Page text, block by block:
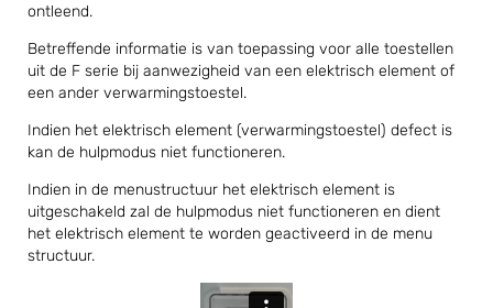
ontleend.
Betreffende informatie is van toepassing voor alle toestellen
uit de F serie bij aanwezigheid van een elektrisch element of
een ander verwarmingstoestel.
Indien het elektrisch element (verwarmingstoestel) defect is
kan de hulpmodus niet functioneren.
Indien in de menustructuur het elektrisch element is
uitgeschakeld zal de hulpmodus niet functioneren en dient
het elektrisch element te worden geactiveerd in de menu
structuur.